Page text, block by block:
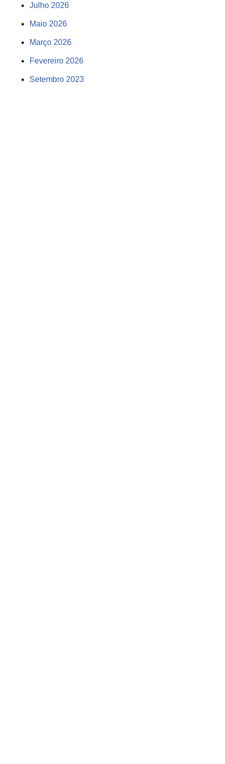
Julho 2026
Maio 2026
Março 2026
Fevereiro 2026
Setembro 2023